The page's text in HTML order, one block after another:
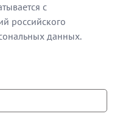
с
российского
данных.
данных авторов